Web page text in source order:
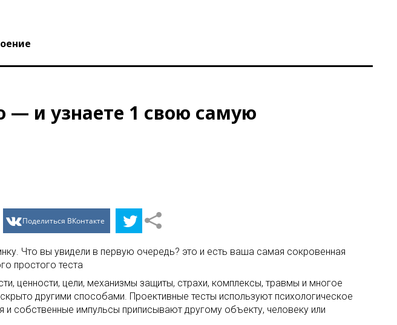
— и узнаете 1 свою самую
Поделиться ВКонтакте
Что вы увидели в первую очередь? это и есть ваша самая сокровенная
простого теста
ценности, цели, механизмы защиты, страхи, комплексы, травмы и многое
другими способами. Проективные тесты используют психологическое
и собственные импульсы приписывают другому объекту, человеку или